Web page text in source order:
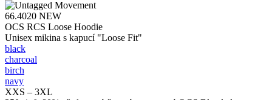
66.4020 NEW
OCS RCS Loose Hoodie
Unisex mikina s kapucí "Loose Fit"
black
charcoal
birch
navy
XXS – 3XL